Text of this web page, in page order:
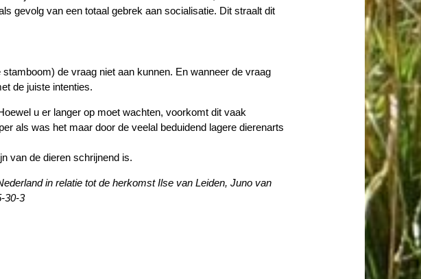
gevolg van een totaal gebrek aan socialisatie. Dit straalt dit
de vraag niet aan kunnen. En wanneer de vraag
de juiste intenties.
u er langer op moet wachten, voorkomt dit vaak
als was het maar door de veelal beduidend lagere dierenarts
van de dieren schrijnend is.
in relatie tot de herkomst Ilse van Leiden, Juno van
30-3